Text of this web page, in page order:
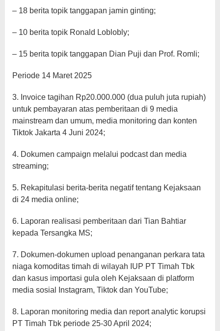
– 18 berita topik tanggapan jamin ginting;
– 10 berita topik Ronald Loblobly;
– 15 berita topik tanggapan Dian Puji dan Prof. Romli;
Periode 14 Maret 2025
3. Invoice tagihan Rp20.000.000 (dua puluh juta rupiah)
untuk pembayaran atas pemberitaan di 9 media
mainstream dan umum, media monitoring dan konten
Tiktok Jakarta 4 Juni 2024;
4. Dokumen campaign melalui podcast dan media
streaming;
5. Rekapitulasi berita-berita negatif tentang Kejaksaan
di 24 media online;
6. Laporan realisasi pemberitaan dari Tian Bahtiar
kepada Tersangka MS;
7. Dokumen-dokumen upload penanganan perkara tata
niaga komoditas timah di wilayah IUP PT Timah Tbk
dan kasus importasi gula oleh Kejaksaan di platform
media sosial Instagram, Tiktok dan YouTube;
8. Laporan monitoring media dan report analytic korupsi
PT Timah Tbk periode 25-30 April 2024;